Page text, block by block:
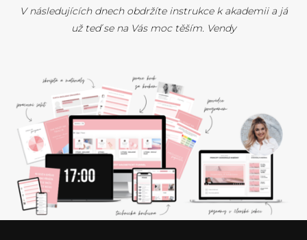
V následujících dnech obdržíte instrukce k akademii a já
už teď se na Vás moc těším. Vendy